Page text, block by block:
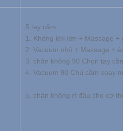
5 tay cầm:
1. Không khí lớn + Massage +
2. Vacuum nhỏ + Massage +
3. chân không 90 Chọn tay cầm
4. Vacuum 90 Chú cầm xoay mỡ
5. chân không rf đầu cho cơ thể *